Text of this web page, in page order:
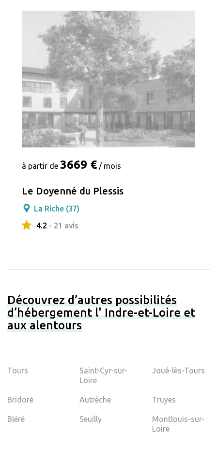
à partir de 3669 € / mois
Le Doyenné du Plessis
La Riche (37)
4.2 - 21 avis
Découvrez d’autres possibilités
d’hébergement l' Indre-et-Loire et
aux alentours
Tours
Saint-Cyr-sur-
Loire
Joué-lès-Tours
Bridoré Autrèche Truyes
Bléré Seuilly
Montlouis-sur-
Loire